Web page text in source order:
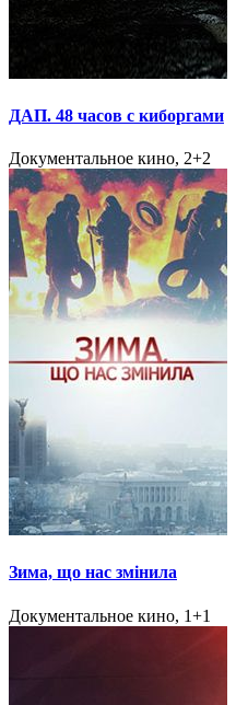
ДАП. 48 часов с киборгами
Документальное кино, 2+2
Зима, що нас змінила
Документальное кино, 1+1